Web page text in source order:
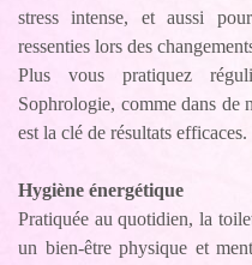
stress intense, et aussi
ressenties lors des
Plus vous pratiquez
Sophrologie, comme dans de
est la clé de résultats efficaces.
Hygiène énergétique
Pratiquée au quotidien, la
un bien-être physique et